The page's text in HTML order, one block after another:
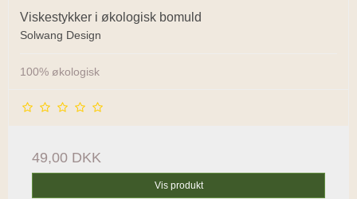
Viskestykker i økologisk bomuld
Solwang Design
100% økologisk
49,00 DKK
Vis produkt